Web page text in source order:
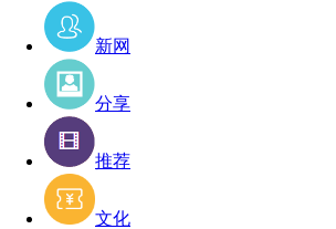
新网
分享
推荐
文化